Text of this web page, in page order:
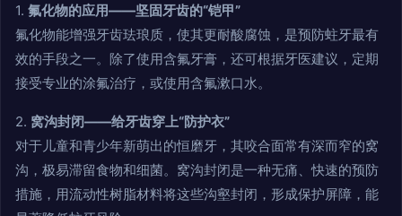
1. 氟化物的应用——坚固牙齿的“铠甲”
氟化物能增强牙齿珐琅质，使其更耐酸腐蚀，是预防蛀牙最有
效的手段之一。除了使用含氟牙膏，还可根据牙医建议，定期
接受专业的涂氟治疗，或使用含氟漱口水。
2. 窝沟封闭——给牙齿穿上“防护衣”
对于儿童和青少年新萌出的恒磨牙，其咬合面常有深而窄的窝
沟，极易滞留食物和细菌。窝沟封闭是一种无痛、快速的预防
措施，用流动性树脂材料将这些沟壑封闭，形成保护屏障，能